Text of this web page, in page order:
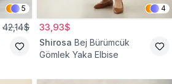
5
42,14$
4
33,93$
Shirosa Bej Bürümcük
Gömlek Yaka Elbise